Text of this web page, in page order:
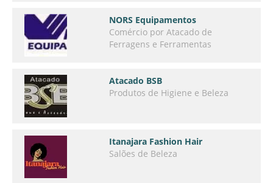
NORS Equipamentos
Comércio por Atacado de
Ferragens e Ferramentas
Atacado BSB
Produtos de Higiene e Beleza
Itanajara Fashion Hair
Salões de Beleza